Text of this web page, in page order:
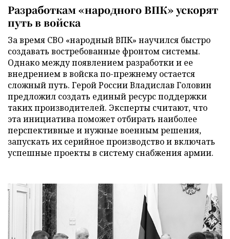
Разработкам «народного ВПК» ускорят
путь в войска
За время СВО «народный ВПК» научился быстро
создавать востребованные фронтом системы.
Однако между появлением разработки и ее
внедрением в войска по-прежнему остается
сложный путь. Герой России Владислав Головин
предложил создать единый ресурс поддержки
таких производителей. Эксперты считают, что
эта инициатива поможет отбирать наиболее
перспективные и нужные военным решения,
запускать их серийное производство и включать
успешные проекты в систему снабжения армии.